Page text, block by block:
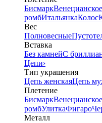
БисмаркВенецианское
ромбИтальянкаКолос
Вес
Полновесные
Вставка
Без камнейС
Цепи›
Тип украшения
Цепь женскаяЦепь
Плетение
БисмаркВенецианское
ромбУлиткаФигаро
Металл